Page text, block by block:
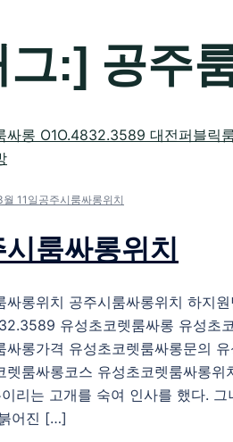
그:] 공주
11일 공주시룸싸롱위치
시룸싸롱위치
싸롱위치 공주시룸싸롱위치 하지
유성초코렛룸싸롱 유성초
싸롱가격 유성초코렛룸싸롱문의
렛룸싸롱코스 유성초코렛룸싸롱위
리는 고개를 숙여 인사를 했다. 그
어진 […]